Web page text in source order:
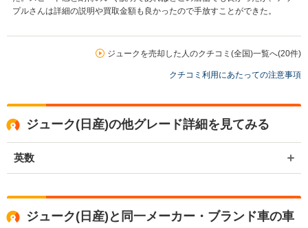
プルさんは詳細の説明や買取金額も良かったので手放すことができた。
ジュークを売却した人のクチコミ(全国)一覧へ(20件)
クチコミ利用にあたっての注意事項
ジューク(日産)の他グレード詳細を見てみる
英数
ジューク(日産)と同一メーカー・ブランド車の車